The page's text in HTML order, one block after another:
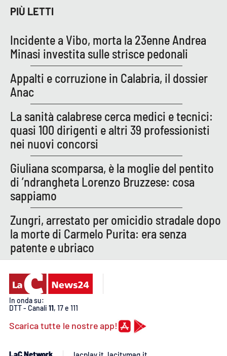
Vibo Valentia
Reggio Calabria
Cosenza
Lamezia Terme
PROGETTI
SPECIALI
Buona Sanità Calabria
LA
CALABRIAVISIONE
Destinazioni
Eventi
Storie
PIÙ LETTI
Incidente a Vibo, morta la 23enne Andrea
Minasi investita sulle strisce pedonali
Appalti e corruzione in Calabria, il dossier
Anac
La sanità calabrese cerca medici e tecnici:
quasi 100 dirigenti e altri 39 professionisti
nei nuovi concorsi
Giuliana scomparsa, è la moglie del pentito
di ’ndrangheta Lorenzo Bruzzese: cosa
sappiamo
Zungri, arrestato per omicidio stradale dopo
la morte di Carmelo Purita: era senza
patente e ubriaco
In onda su:
DTT - Canali 11, 17 e 111
Scarica tutte le nostre app!
LaC Network